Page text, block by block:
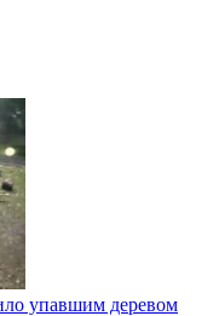
упавшим деревом